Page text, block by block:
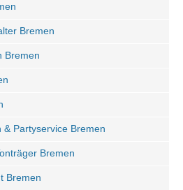
Bremen
Bremen
& Partyservice Bremen
Bremen
Bremen